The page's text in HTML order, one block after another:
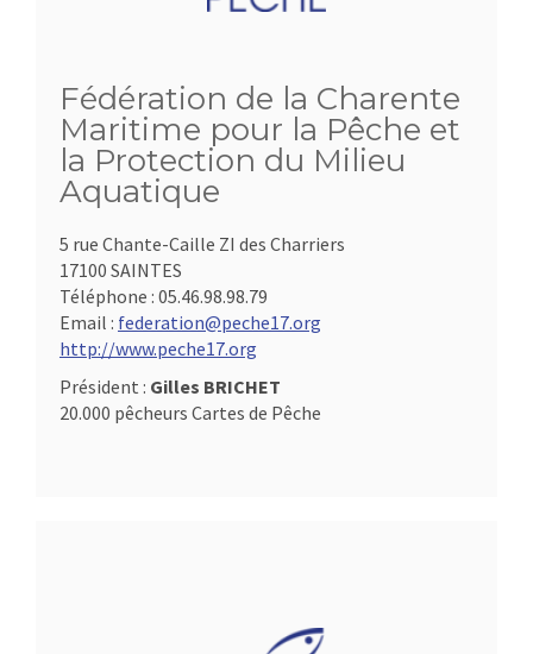
Fédération de la Charente
Maritime pour la Pêche et
la Protection du Milieu
Aquatique
5 rue Chante-Caille ZI des Charriers
17100 SAINTES
Téléphone : 05.46.98.98.79
Email : federation@peche17.org
http://www.peche17.org
Président : Gilles BRICHET
20.000 pêcheurs Cartes de Pêche